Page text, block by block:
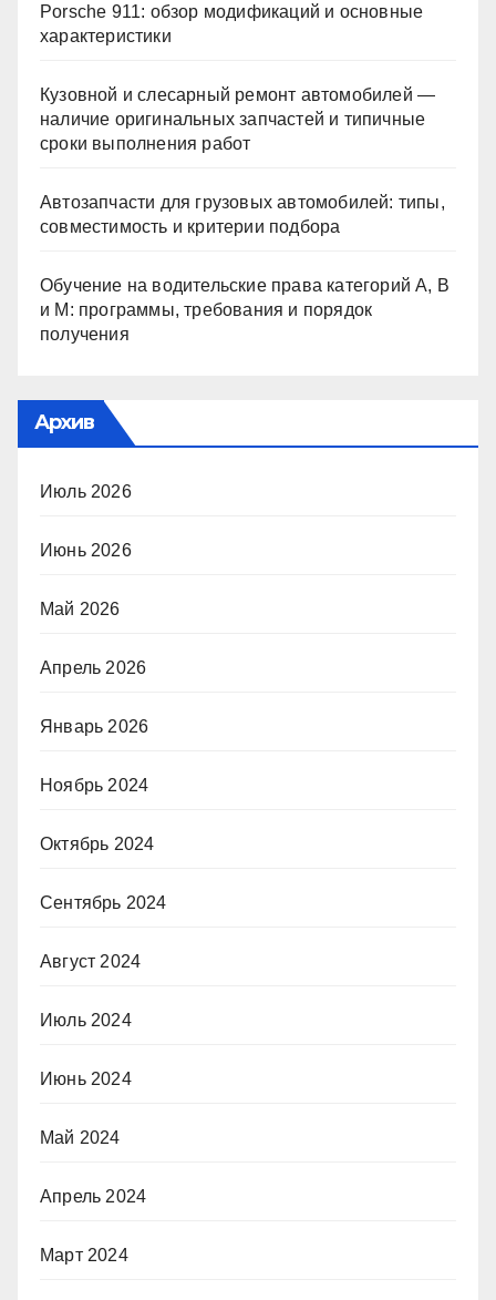
Porsche 911: обзор модификаций и основные
характеристики
Кузовной и слесарный ремонт автомобилей —
наличие оригинальных запчастей и типичные
сроки выполнения работ
Автозапчасти для грузовых автомобилей: типы,
совместимость и критерии подбора
Обучение на водительские права категорий A, B
и M: программы, требования и порядок
получения
Архив
Июль 2026
Июнь 2026
Май 2026
Апрель 2026
Январь 2026
Ноябрь 2024
Октябрь 2024
Сентябрь 2024
Август 2024
Июль 2024
Июнь 2024
Май 2024
Апрель 2024
Март 2024